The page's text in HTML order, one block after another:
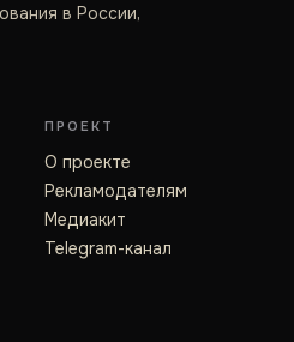
в России,
ПРОЕКТ
О проекте
Рекламодателям
Медиакит
Telegram-канал